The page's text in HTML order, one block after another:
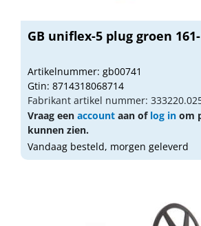
GB uniflex-5 plug groen
Artikelnummer: gb00741
Gtin: 8714318068714
Fabrikant artikel nummer:
Vraag een account aan of log in om
kunnen zien.
Vandaag besteld, morgen geleverd